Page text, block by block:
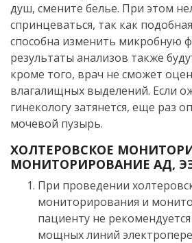
душ, смените белье. При этом
спринцеваться, так как
способна изменить микробную
результаты анализов также
кроме того, врач не сможет
влагалищных выделений. Если
гинекологу затянется, еще раз
мочевой пузырь.
ХОЛТЕРОВСКОЕ
МОНИТОРИРОВАНИЕ АД,
При проведении
мониторирования и
пациенту не
мощных линий